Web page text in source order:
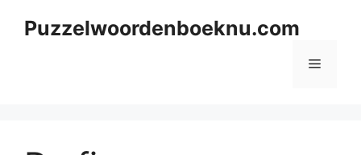
Puzzelwoordenboeknu.com
Menu